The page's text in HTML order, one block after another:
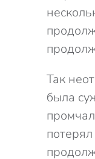
Так
была